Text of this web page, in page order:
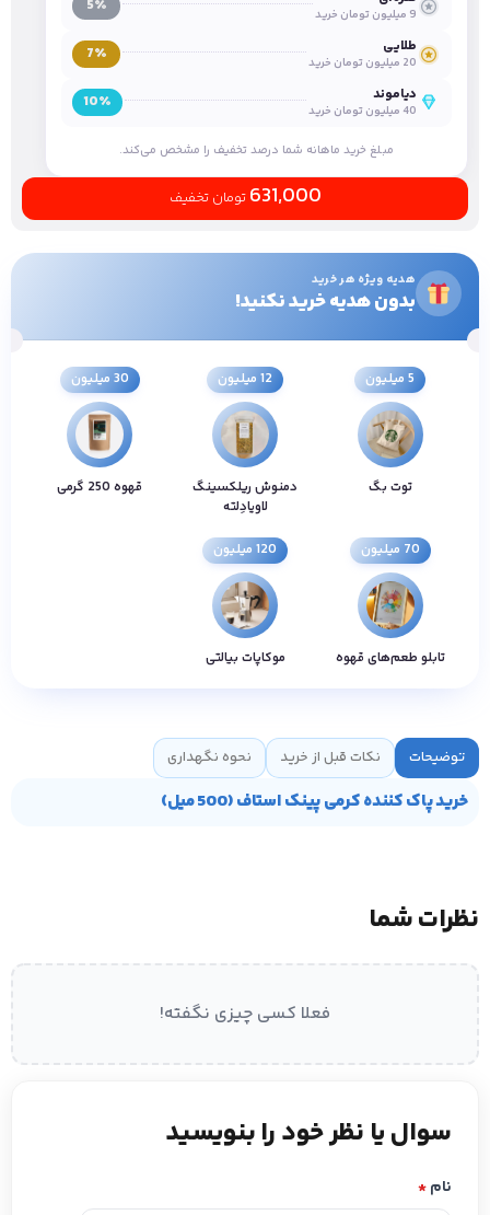
9 میلیون تومان خرید 5٪
طلایی
20 میلیون تومان خرید 7٪
دیاموند
40 میلیون تومان خرید 10٪
مبلغ خرید ماهانه شما درصد تخفیف را مشخص می‌کند.
631,000 تومان تخفیف
هدیه ویژه هر خرید
بدون هدیه خرید نکنید!
5 میلیون
توت بگ
12 میلیون
دمنوش ریلکسینگ
لاویادِلته
30 میلیون
قهوه 250 گرمی
70 میلیون
تابلو طعم‌های قهوه
120 میلیون
موکاپات بیالتی
توضیحات نکات قبل از خرید نحوه نگهداری
خرید پاک کننده کرمی پینک استاف (500 میل)
نظرات شما
فعلا کسی چیزی نگفته!
سوال یا نظر خود را بنویسید
نام*